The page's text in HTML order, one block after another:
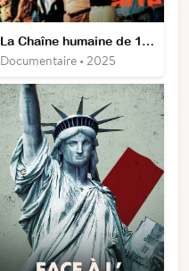
La Chaîne humaine de 1989 - Quand les Baltes défiaient lʹURSS
Documentaire • 2025